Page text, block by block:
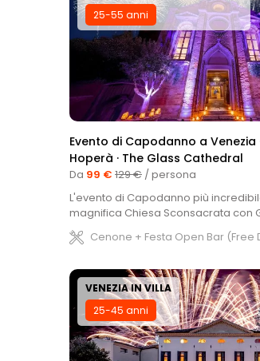
25-55 anni
Evento di Capodanno a Venezia
Hoperà · The Glass Cathedral
Da 99 € 129 € / persona
L'evento di Capodanno più
magnifica Chiesa Sconsacrata con
Cenone + Festa Open Bar (Free
VENEZIA IN VILLA
25-45 anni